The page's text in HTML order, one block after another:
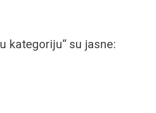
kategoriju“ su jasne: